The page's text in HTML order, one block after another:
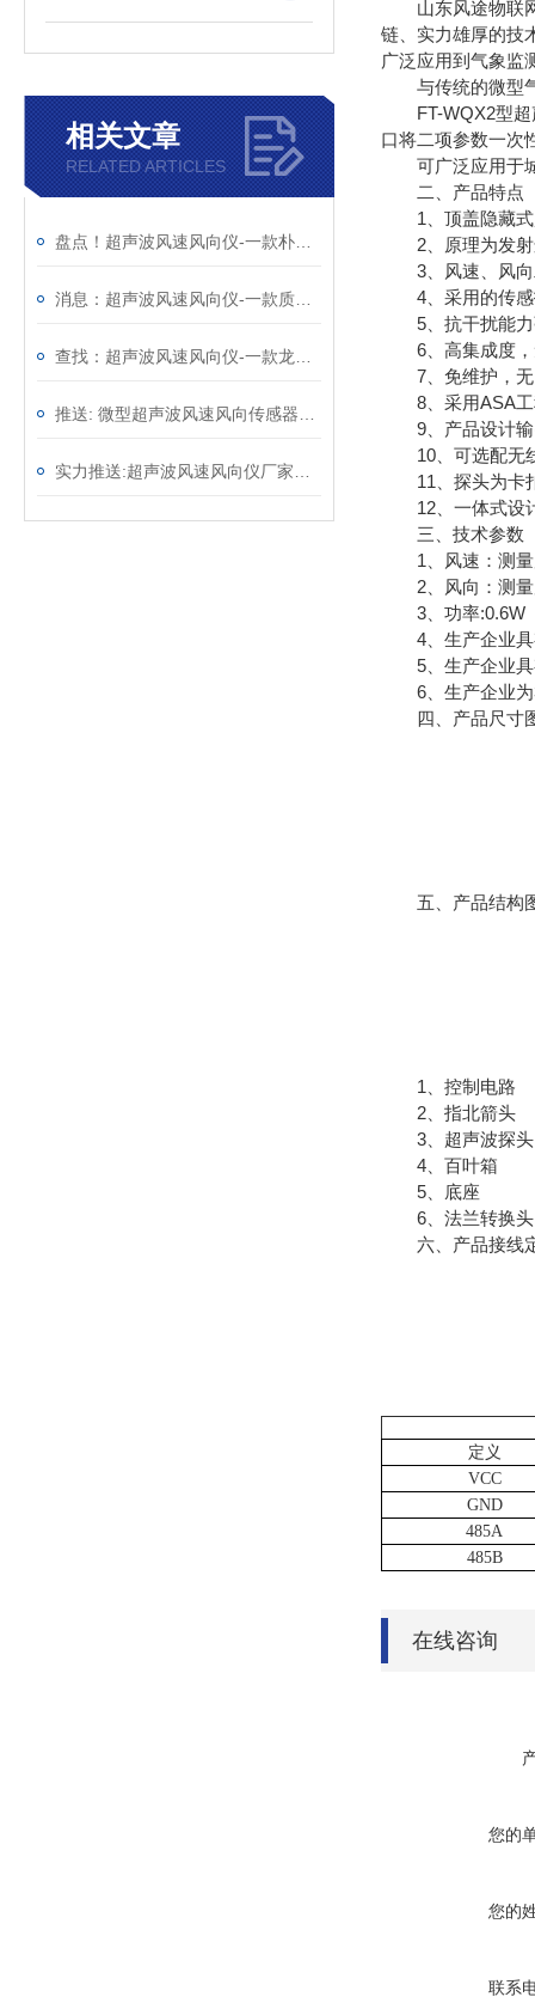
相关文章
RELATED ARTICLES
山东风途物联网
链、实力雄厚的技
广泛应用到气象监
与传统的微型气
FT-WQX2型超声
口将二项参数一次
可广泛应用于城
二、产品特点
1、顶盖隐藏式
2、原理为发射
3、风速、风向
4、采用的传感
5、抗干扰能力
6、高集成度，
7、免维护，无
8、采用ASA工
9、产品设计输
10、可选配无线
11、探头为卡扣
12、一体式设计
三、技术参数
1、风速：测量
2、风向：测量原
3、功率:0.6W
4、生产企业具
5、生产企业具
6、生产企业为
四、产品尺寸
五、产品结构
1、控制电路
2、指北箭头
3、超声波探头
4、百叶箱
5、底座
6、法兰转换头
六、产品接线
定义
VCC
GND
485A
485B
在线咨询
您的
您的
联系